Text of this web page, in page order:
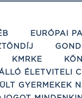
EURÓPAI
KMRKE
ÉLETVITELI
GYERMEKEK